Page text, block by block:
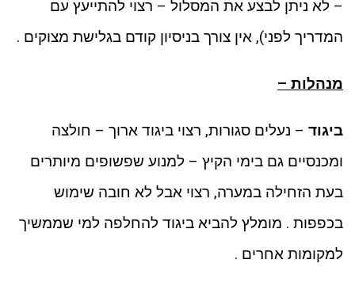
– לא ניתן לבצע את המסלול – רצוי להתייעץ עם
המדריך לפני), אין צורך בניסיון קודם בגלישת מצוקים .
מנהלות –
ביגוד – נעלים סגורות, רצוי ביגוד ארוך – חולצה
ומכנסיים גם בימי הקיץ – למנוע שפשופים מיותרים
בעת הזחילה במערה, רצוי אבל לא חובה שימוש
בכפפות . מומלץ להביא ביגוד להחלפה למי שממשיך
למקומות אחרים .